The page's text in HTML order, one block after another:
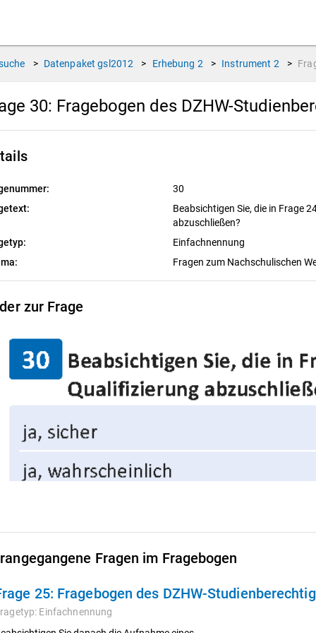
> Datenpaket gsl2012 > Erhebung 2 > Instrument 2 >
30: Fragebogen des DZHW-
30
Beabsichtigen Sie, die in Frage
abzuschließen?
Einfachnennung
Fragen zum Nachschulischen
zur Frage
Fragen im Fragebogen
25: Fragebogen des DZHW-
Einfachnennung